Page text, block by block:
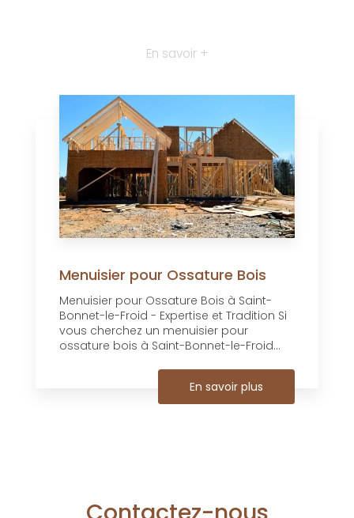
En savoir +
Menuisier pour Ossature Bois
Menuisier pour Ossature Bois à Saint-
Bonnet-le-Froid - Expertise et Tradition Si
vous cherchez un menuisier pour
ossature bois à Saint-Bonnet-le-Froid...
En savoir plus